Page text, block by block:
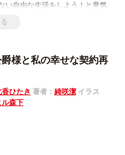
い自由な生活をしよう！と意気
捧げてもかまわない！この国の
爵様と私の幸せな契約再
香ひたき 著者： 綺咲潔イラス
ル森下